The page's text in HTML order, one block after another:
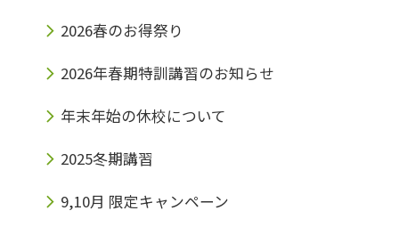
2026春のお得祭り
2026年春期特訓講習のお知らせ
年末年始の休校について
2025冬期講習
9,10月 限定キャンペーン